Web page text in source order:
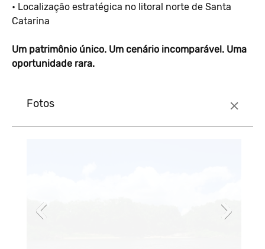
• Localização estratégica no litoral norte de Santa
Catarina
Um patrimônio único. Um cenário incomparável. Uma
oportunidade rara.
Fotos